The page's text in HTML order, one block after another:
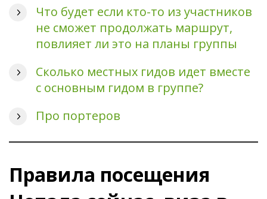
Что будет если кто-то из участников
не сможет продолжать маршрут,
повлияет ли это на планы группы
Сколько местных гидов идет вместе
с основным гидом в группе?
Про портеров
Правила посещения